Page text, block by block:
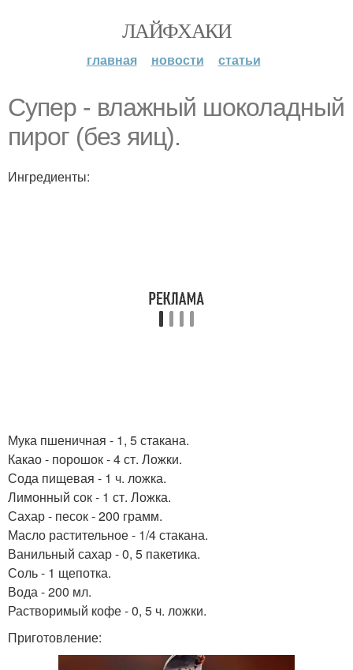
ЛАЙФХАКИ
главная новости статьи
Супер - влажный шоколадный
пирог (без яиц).
Ингредиенты:
Мука пшеничная - 1, 5 стакана.
Какао - порошок - 4 ст. Ложки.
Сода пищевая - 1 ч. ложка.
Лимонный сок - 1 ст. Ложка.
Сахар - песок - 200 грамм.
Масло растительное - 1/4 стакана.
Ванильный сахар - 0, 5 пакетика.
Соль - 1 щепотка.
Вода - 200 мл.
Растворимый кофе - 0, 5 ч. ложки.
Приготовление: